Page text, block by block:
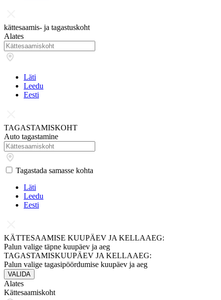
kättesaamis- ja tagastuskoht
Alates
Läti
Leedu
Eesti
TAGASTAMISKOHT
Auto tagastamine
Tagastada samasse kohta
Läti
Leedu
Eesti
KÄTTESAAMISE KUUPÄEV JA KELLAAEG:
Palun valige täpne kuupäev ja aeg
TAGASTAMISKUUPÄEV JA KELLAAEG:
Palun valige tagasipöördumise kuupäev ja aeg
VALIDA
Alates
Kättesaamiskoht